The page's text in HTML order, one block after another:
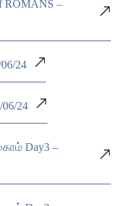
ROMANS –
24
06/24
Day3 –